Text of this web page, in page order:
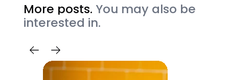
More posts. You may also be
interested in.